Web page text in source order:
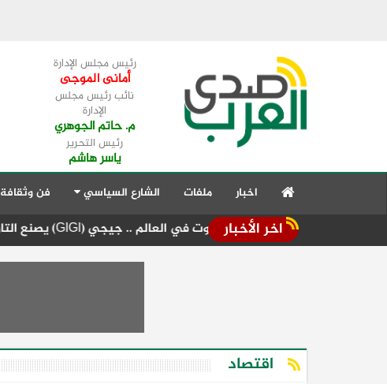
رئيس مجلس الإدارة
أمانى الموجى
نائب رئيس مجلس
الإدارة
م. حاتم الجوهري
رئيس التحرير
ياسر هاشم
اخبار ملفات الشارع السياسي فن وثقافة
اخر الأخبار
مع أول رحلة روبوت في العالم .. جيجي (GIGI) يصنع التاريخ في جولة "تور دو سويس روبوتيك - Tour de Suisse Robotique"
اقتصاد